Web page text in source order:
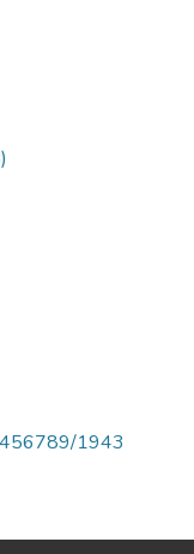
1943